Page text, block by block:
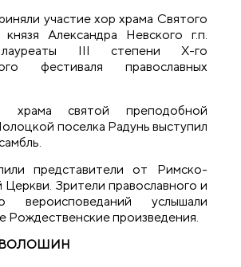
участие хор храма Святого
князя Александра Невского г.п.
III степени X-го
фестиваля православных
храма святой преподобной
поселка Радунь выступил
представители от Римско-
Церкви. Зрители православного и
вероисповеданий услышали
Рождественские произведения.
ВОЛОШИН